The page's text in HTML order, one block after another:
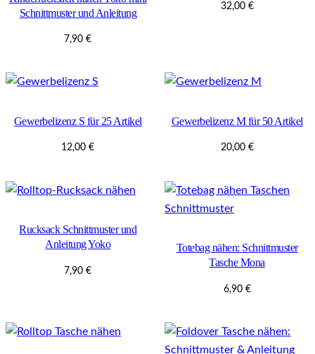
Schnittmuster und Anleitung
7,90€
32,00 €
Gewerbelizenz S für 25 Artikel
12,00€
Gewerbelizenz M für 50 Artikel
20,00 €
Rucksack Schnittmuster und
Anleitung Yoko
7,90€
Totebag nähen: Schnittmuster
Tasche Mona
6,90 €